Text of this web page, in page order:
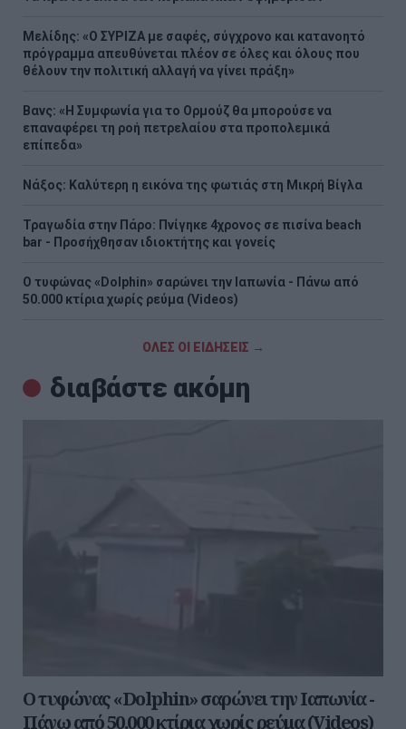
Μελίδης: «Ο ΣΥΡΙΖΑ με σαφές, σύγχρονο και κατανοητό
πρόγραμμα απευθύνεται πλέον σε όλες και όλους που
θέλουν την πολιτική αλλαγή να γίνει πράξη»
Βανς: «Η Συμφωνία για το Ορμούζ θα μπορούσε να
επαναφέρει τη ροή πετρελαίου στα προπολεμικά
επίπεδα»
Νάξος: Καλύτερη η εικόνα της φωτιάς στη Μικρή Βίγλα
Τραγωδία στην Πάρο: Πνίγηκε 4χρονος σε πισίνα beach
bar - Προσήχθησαν ιδιοκτήτης και γονείς
Ο τυφώνας «Dolphin» σαρώνει την Ιαπωνία - Πάνω από
50.000 κτίρια χωρίς ρεύμα (Videos)
ΟΛΕΣ ΟΙ ΕΙΔΗΣΕΙΣ →
διαβάστε ακόμη
Ο τυφώνας «Dolphin» σαρώνει την Ιαπωνία -
Πάνω από 50.000 κτίρια χωρίς ρεύμα (Videos)